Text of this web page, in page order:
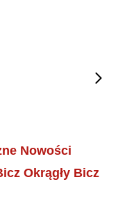
Nowości
Okrągły Bicz